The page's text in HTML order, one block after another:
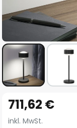
Anfang
der
711,62 €
inkl. MwSt.